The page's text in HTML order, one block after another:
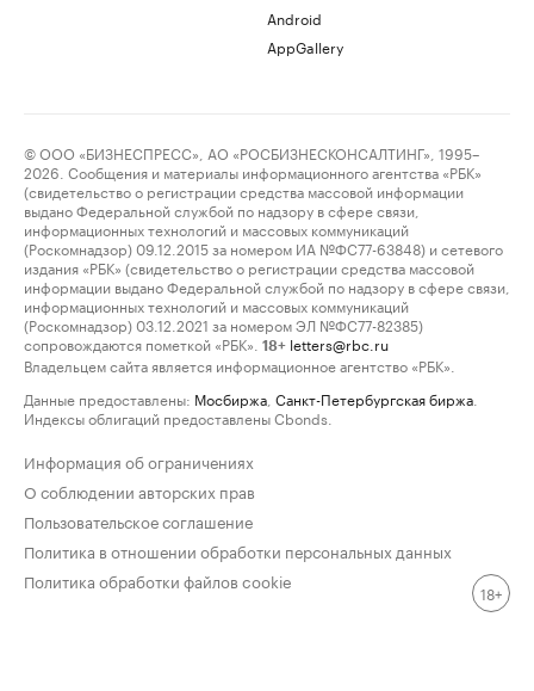
Android
AppGallery
© ООО «БИЗНЕСПРЕСС», АО «РОСБИЗНЕСКОНСАЛТИНГ», 1995–
2026. Сообщения и материалы информационного агентства «РБК»
(свидетельство о регистрации средства массовой информации
выдано Федеральной службой по надзору в сфере связи,
информационных технологий и массовых коммуникаций
(Роскомнадзор) 09.12.2015 за номером ИА №ФС77-63848) и сетевого
издания «РБК» (свидетельство о регистрации средства массовой
информации выдано Федеральной службой по надзору в сфере связи,
информационных технологий и массовых коммуникаций
(Роскомнадзор) 03.12.2021 за номером ЭЛ №ФС77-82385)
сопровождаются пометкой «РБК».
18+ letters@rbc.ru
Владельцем сайта является информационное агентство «РБК».
Данные предоставлены: Мосбиржа Санкт-Петербургская биржа
Индексы облигаций предоставлены Cbonds.
Информация об ограничениях
О соблюдении авторских прав
Пользовательское соглашение
Политика в отношении обработки персональных данных
Политика обработки файлов cookie
18+